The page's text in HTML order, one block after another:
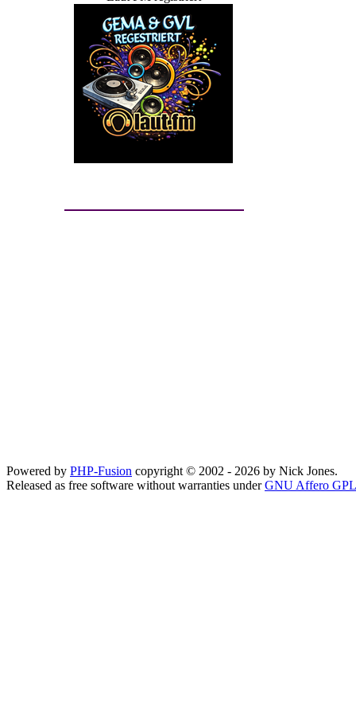
Powered by PHP-Fusion copyright © 2002 - 2026 by Nick Jones.
Released as free software without warranties underGNU Affero GPL